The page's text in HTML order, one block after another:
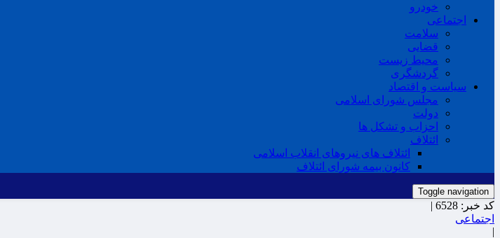
خودرو
اجتماعی
سلامت
قضایی
محیط زیست
گردشگری
سیاست و اقتصاد
مجلس شورای اسلامی
دولت
احزاب و تشکل ها
ائتلاف
ائتلاف های نیروهای انقلاب اسلامی
کانون بیمه شورای ائتلاف
Toggle navigation
کد خبر: 6528 |
اجتماعی
|